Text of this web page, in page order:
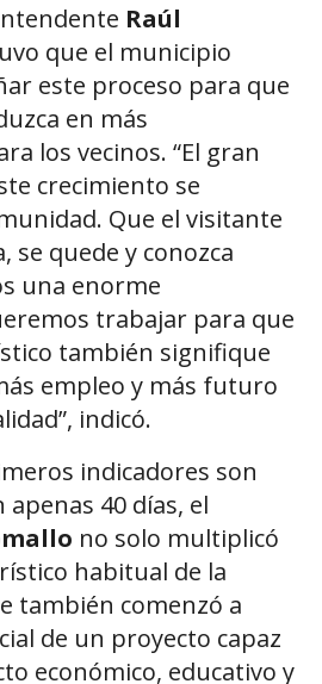
Raúl
que el municipio
este proceso para que
en más
los vecinos. “El gran
crecimiento se
Que el visitante
se quede y conozca
una enorme
trabajar para que
también signifique
empleo y más futuro
indicó.
indicadores son
40 días, el
no solo multiplicó
habitual de la
también comenzó a
de un proyecto capaz
económico, educativo y